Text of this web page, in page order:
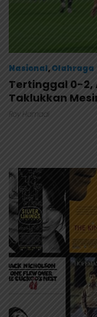
Nasional,Olahraga
Tertinggal 0-2,
Taklukkan
Roy Hamadi